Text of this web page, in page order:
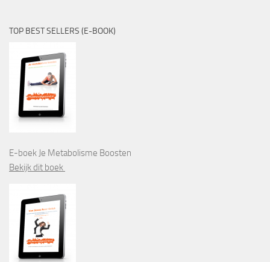
TOP BEST SELLERS (E-BOOK)
E-boek Je Metabolisme Boosten
Bekijk dit boek